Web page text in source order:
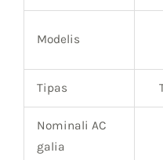
Modelis
Tipas
Nominali AC
galia